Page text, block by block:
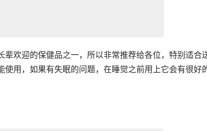
欢迎的保健品之一，所以非常推荐给各位，特别适合
用，如果有失眠的问题，在睡觉之前用上它会有很好